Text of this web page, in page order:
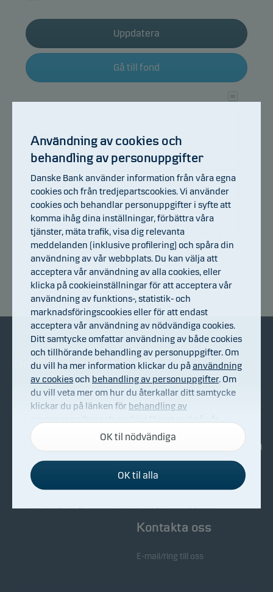
Uppdatera
Gå till fond
95
97
99
101
103
08.07.2026 14.07.2026 20.07.2026 24.07.2026 30.07.2026 05.08.2026
Avkastningsindex
Om Danske Invest
Om Danske Invest
Bekämpning av ekonomisk
brottslighet
Bli kund
Köp & sälj
Investerarinformation
Nyhetsarkiv
Kontakta oss
E-mail/ring till oss
Användning av cookies och
behandling av personuppgifter
Danske Bank använder information från våra egna
cookies och från tredjepartscookies. Vi använder
cookies och behandlar personuppgifter i syfte att
komma ihåg dina inställningar, förbättra våra
tjänster, mäta trafik, visa dig relevanta
meddelanden (inklusive profilering) och spåra din
användning av vår webbplats. Du kan välja att
acceptera vår användning av alla cookies, eller
klicka på cookieinställningar för att acceptera vår
användning av funktions-, statistik- och
marknadsföringscookies eller för att endast
acceptera vår användning av nödvändiga cookies.
Ditt samtycke omfattar användning av både cookies
och tillhörande behandling av personuppgifter. Om
du vill ha mer information klickar du påanvändning
av cookiesoch behandling av personuppgifter. Om
du vill veta mer om hur du återkallar ditt samtycke
klickar du på länken för behandling av
webbplats.
Nödvändiga cookies
Nödvändiga cookies hjälper till att få vår webbplats
att fungera genom att aktivera grundläggande
funktioner som sidnavigering och tillgång till säkra
OK til nödvändiga
OK til alla